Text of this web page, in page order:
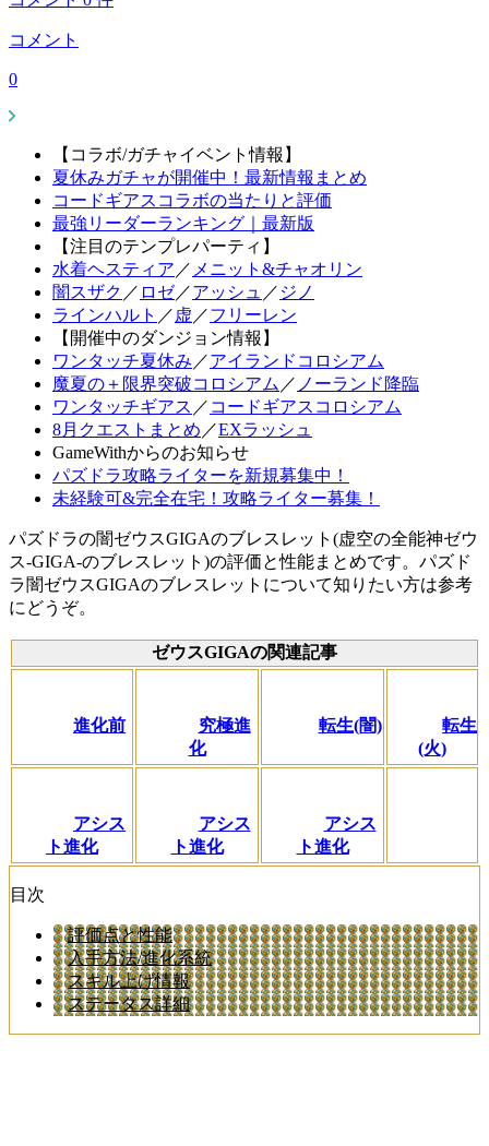
コメント
0
【コラボ/ガチャイベント情報】
夏休みガチャが開催中！最新情報まとめ
コードギアスコラボの当たりと評価
最強リーダーランキング｜最新版
【注目のテンプレパーティ】
水着ヘスティア ／ メニット&チャオリン
闇スザク ／ ロゼ／アッシュ ／ ジノ
ラインハルト ／ 虚 ／フリーレン
【開催中のダンジョン情報】
ワンタッチ夏休み ／アイランドコロシアム
魔夏の＋限界突破コロシアム ／ ノーランド降臨
ワンタッチギアス ／ コードギアスコロシアム
8月クエストまとめ ／EXラッシュ
GameWithからのお知らせ
パズドラ攻略ライターを新規募集中！
未経験可&完全在宅！攻略ライター募集！
パズドラの闇ゼウスGIGAのブレスレット(虚空の全能神ゼウ
ス-GIGA-のブレスレット)の評価と性能まとめです。パズド
ラ闇ゼウスGIGAのブレスレットについて知りたい方は参考
にどうぞ。
ゼウスGIGAの関連記事
進化前
究極進
化
転生(闇)
転生
(火)
アシス
ト進化
アシス
ト進化
アシス
ト進化
目次
評価点と性能
入手方法/進化系統
スキル上げ情報
ステータス詳細